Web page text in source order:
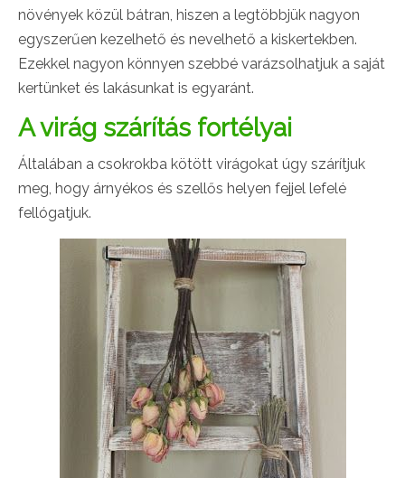
növények közül bátran, hiszen a legtöbbjük nagyon
egyszerűen kezelhető és nevelhető a kiskertekben.
Ezekkel nagyon könnyen szebbé varázsolhatjuk a saját
kertünket és lakásunkat is egyaránt.
A virág szárítás fortélyai
Általában a csokrokba kötött virágokat úgy szárítjuk
meg, hogy árnyékos és szellős helyen fejjel lefelé
fellógatjuk.